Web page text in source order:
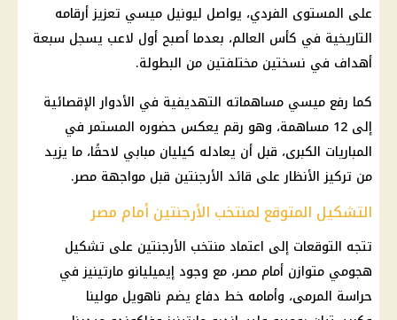
على المستوى الفردي، يواصل ليونيل ميسي تعزيز أرقامه
التاريخية في كأس العالم، بعدما أصبح أول لاعب يسجل سبعة
أهداف في نسختين مختلفتين من البطولة.
كما رفع ميسي مساهماته التهديفية في الأدوار الإقصائية
إلى 12 مساهمة، وهو رقم يعكس حضوره المستمر في
المباريات الكبرى، قبل أن يعادله كيليان مبابي لاحقًا، ما يزيد
من تركيز الأنظار على قائد الأرجنتين قبل مواجهة مصر.
التشكيل المتوقع لمنتخب الأرجنتين أمام مصر
تتجه التوقعات إلى اعتماد منتخب الأرجنتين على تشكيل
هجومي متوازن أمام مصر، مع وجود إيميليانو مارتينيز في
حراسة المرمى، وأمامه خط دفاع يضم ناهويل مولينا